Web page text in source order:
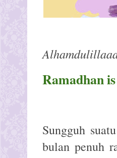
Ramadhan
Sungguh
bulan penuh